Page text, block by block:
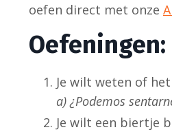
oefen direct met onze
Je wilt weten of
a) ¿Podemos
Je wilt een biertje